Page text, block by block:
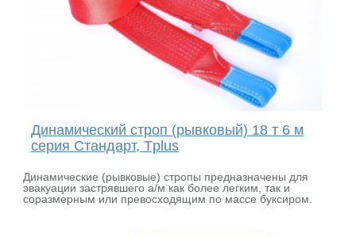
Динамический строп (рывковый) 18 т 6 м
серия Стандарт, Tplus
Динамические (рывковые) стропы предназначены для
эвакуации застрявшего а/м как более легким, так и
соразмерным или превосходящим по массе буксиром.